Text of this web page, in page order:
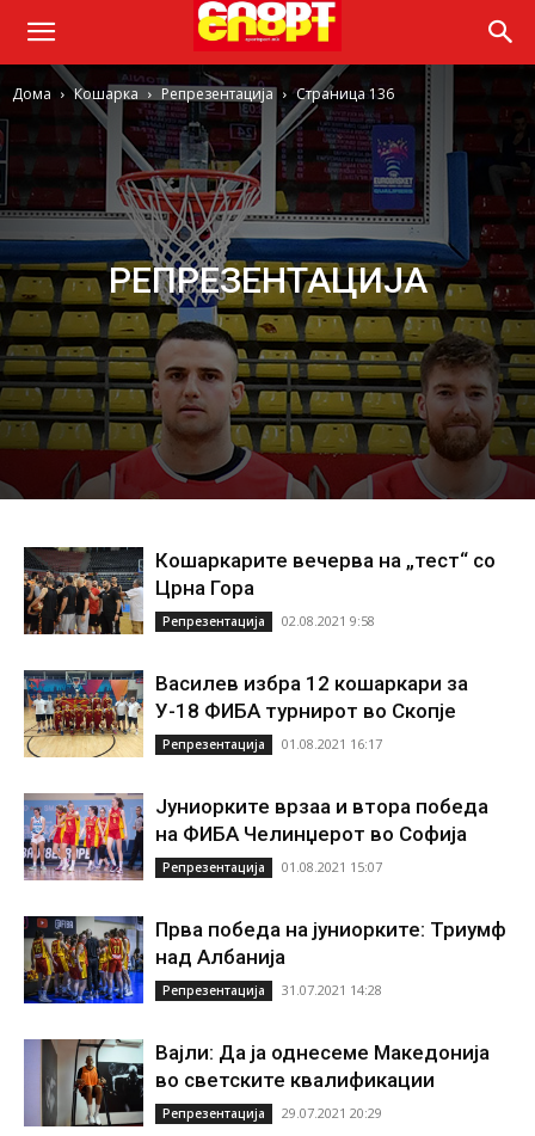
Дома Кошарка Репрезентација Страница 136
РЕПРЕЗЕНТАЦИЈА
Кошаркарите вечерва на „тест“ со
Црна Гора
Репрезентација 02.08.2021 9:58
Василев избра 12 кошаркари за
У-18 ФИБА турнирот во Скопје
Репрезентација 01.08.2021 16:17
Јуниорките врзаа и втора победа
на ФИБА Челинџерот во Софија
Репрезентација 01.08.2021 15:07
Прва победа на јуниорките: Триумф
над Албанија
Репрезентација 31.07.2021 14:28
Вајли: Да ја однесеме Македонија
во светските квалификации
Репрезентација 29.07.2021 20:29